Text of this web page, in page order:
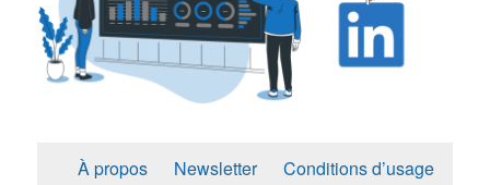
À propos Newsletter Conditions d’usage